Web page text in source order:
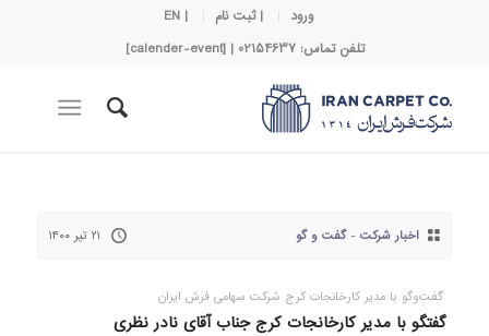
ورود | ثبت نام
| EN
تلفن تماس: 02154637 | [calender-event]
اخبار شرکت-گفت و گو ۲۱ تیر ۱۴۰۰
گفت‌وگو با مدیر کارخانجات کرج شرکت سهامی فرش ایران
گفتگو با مدیر کارخانجات کرج جناب آقای نادر نظری